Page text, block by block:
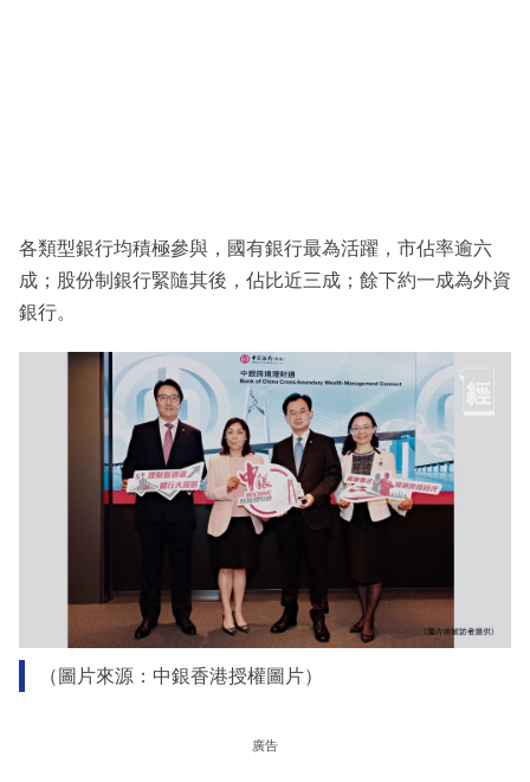
各類型銀行均積極參與，國有銀行最為活躍，市佔率逾六
成；股份制銀行緊隨其後，佔比近三成；餘下約一成為外資
銀行。
（圖片來源：中銀香港授權圖片）
廣告